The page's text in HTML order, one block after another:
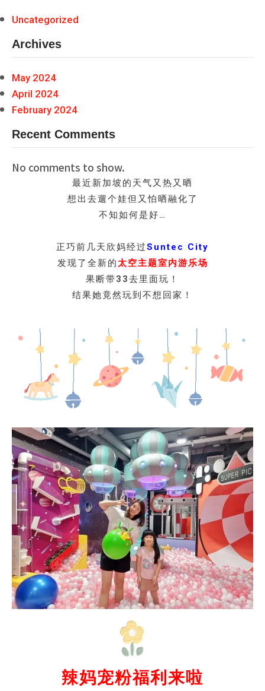
Uncategorized
Archives
May 2024
April 2024
February 2024
Recent Comments
No comments to show.
最近新加坡的天气又热又晒
想出去遛个娃但又怕晒融化了
不知如何是好…
正巧前几天欣妈经过Suntec City
发现了全新的 太空主题室内游乐场
果断带33去里面玩！
结果她竟然玩到不想回家！
辣妈宠粉福利来啦